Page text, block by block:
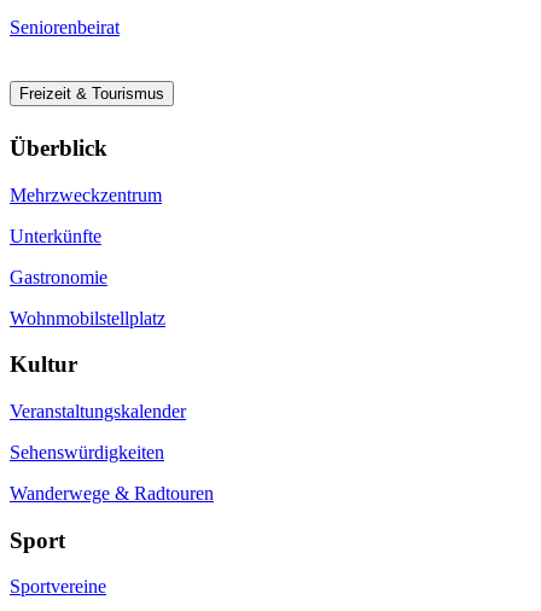
Seniorenbeirat
Freizeit & Tourismus
Überblick
Mehrzweckzentrum
Unterkünfte
Gastronomie
Wohnmobilstellplatz
Kultur
Veranstaltungskalender
Sehenswürdigkeiten
Wanderwege & Radtouren
Sport
Sportvereine